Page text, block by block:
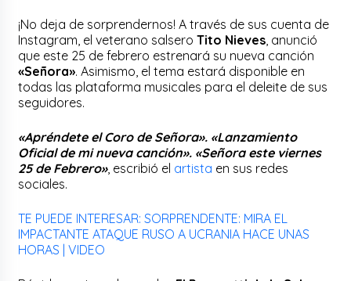
¡No deja de sorprendernos! A través de sus cuenta de
Instagram, el veterano salseroTito Nieves , anunció
que este 25 de febrero estrenará su nueva canción
«Señora». Asimismo, el tema estará disponible en
todas las plataforma musicales para el deleite de sus
seguidores.
«Apréndete el Coro de Señora». «Lanzamiento
Oficial de mi nueva canción». «Señora este viernes
25 de Febrero», escribió el artista en sus redes
sociales.
TE PUEDE INTERESAR: SORPRENDENTE: MIRA EL
IMPACTANTE ATAQUE RUSO A UCRANIA HACE UNAS
HORAS | VIDEO